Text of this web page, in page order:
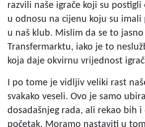
razvili naše igrače koji su
u odnosu na cijenu koju su imali
u naš klub. Mislim da se to
Transfermarktu, iako je to
koja daje okvirnu vrijednost
I po tome je vidljiv veliki rast
svakako veseli. Ovo je samo
dosadašnjeg rada, ali rekao bih i
početak. Moramo nastaviti u